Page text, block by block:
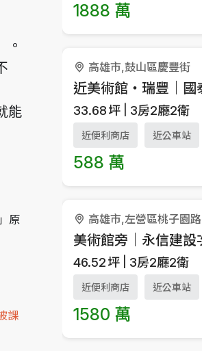
。
能
原
課
1888 萬
高雄市,鼓山區慶豐街
33.68坪 3房2廳2衛
近便利商店 近公車站
588 萬
高雄市,左營區桃子園路
46.52坪 3房2廳2衛
近便利商店 近公車站
1580 萬